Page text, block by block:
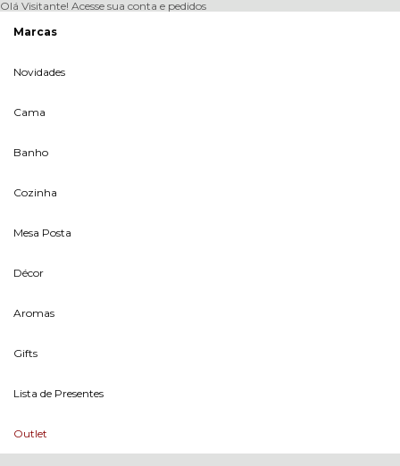
Olá Visitante! Acesse sua conta e pedidos
Marcas
Novidades
Cama
Banho
Cozinha
Mesa Posta
Décor
Aromas
Gifts
Lista de Presentes
Outlet